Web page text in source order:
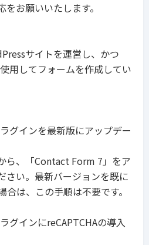
お願いいたします。
サイトを運営し、かつ
用してフォームを作成してい
グインを最新版にアップデー
ら、「Contact Form 7」をア
さい。最新バージョンを既に
合は、この手順は不要です。
グインにreCAPTCHAの導入